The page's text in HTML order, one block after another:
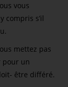
vous
compris s’il
mettez pas
pour un
être différé.